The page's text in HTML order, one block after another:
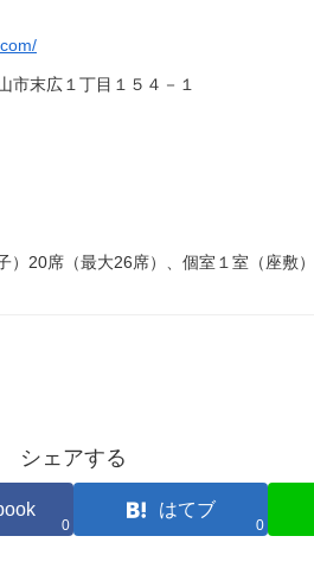
市末広１丁目１５４－１
20席（最大26席）、個室１室（座敷
シェアする
0
はてブ
0